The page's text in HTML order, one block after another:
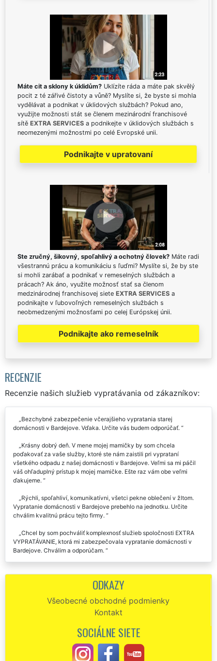
Máte cit a sklony k úklidům? Uklízíte ráda a máte pak skvělý
pocit z té zářivé čistoty a vůně? Myslíte si, že byste si mohla
vydělávat a podnikat v úklidových službách? Pokud ano,
využijte možnosti stát se členem mezinárodní franchisové
sítě EXTRA SERVICES a podnikejte v úklidových službách s
neomezenými možnostmi po celé Evropské unii.
Podnikajte v upratovaní
Ste zručný, šikovný, spoľahlivý a ochotný človek? Máte radi
všestrannú prácu a komunikáciu s ľuďmi? Myslíte si, že by ste
si mohli zarábať a podnikať v remeselných službách a
prácach? Ak áno, využite možnosť stať sa členom
medzinárodnej franchisovej siete EXTRA SERVICES a
podnikajte v ľubovoľných remeselných službách s
neobmedzenými možnosťami po celej Európskej únii.
Podnikajte ako remeselník
RECENZIE
Recenzie našich služieb vypratávania od zákazníkov:
Bezchybné zabezpečenie včerajšieho vypratania starej
domácnosti v Bardejove. Vďaka. Určite vás budem odporúčať.
Krásny dobrý deň. V mene mojej mamičky by som chcela
poďakovať za vaše služby, ktoré ste nám zaistili pri vyprataní
všetkého odpadu z našej domácnosti v Bardejove. Veľmi sa mi páčil
váš ohľaduplný prístup k mojej mamičke. Ešte raz vám obe veľmi
ďakujeme.
Rýchli, spoľahliví, komunikatívni, všetci pekne oblečení v žltom.
Vypratanie domácnosti v Bardejove prebehlo na jednotku. Určite
chválim kvalitnú prácu tejto firmy.
Chcel by som pochváliť komplexnosť služieb spoločnosti EXTRA
VYPRATÁVANIE, ktorá mi zabezpečovala vypratanie domácnosti v
Bardejove. Chválim a odporúčam.
Oceňujem Vašu dochvíľnosť a spoľahlivosť. S cenou som bol taktiež
Rýchle a kvalitné vypratanie domácnosti v Bardejove. Chválim
hlavne to, že ste mi vyšli v ústrety a vypratanie ste mi zaistili i v
Perfektne zorganizované vypratanie našej domácnosti v
Bardejove. Všetko rýchlo vyprázdnili, cena zodpovedajúca.
ODKAZY
Všeobecné obchodné podmienky
Kontakt
SOCIÁLNE SIETE